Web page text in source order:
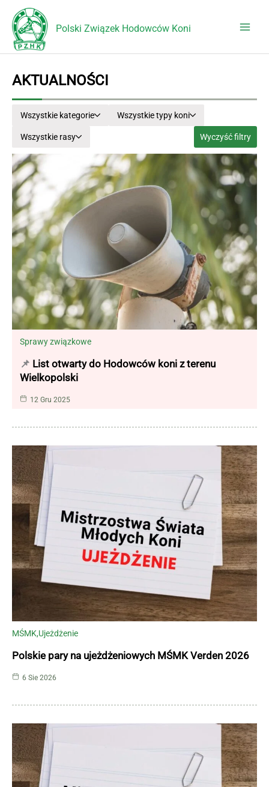
treści
Polski Związek Hodowców Koni
AKTUALNOŚCI
Wszystkie kategorie Wszystkie typy koni
Wszystkie rasy Wyczyść filtry
Sprawy związkowe
List otwarty do Hodowców koni z terenu
Wielkopolski
12 Gru 2025
MŚMK Ujeżdżenie
Polskie pary na ujeżdżeniowych MŚMK Verden 2026
6 Sie 2026